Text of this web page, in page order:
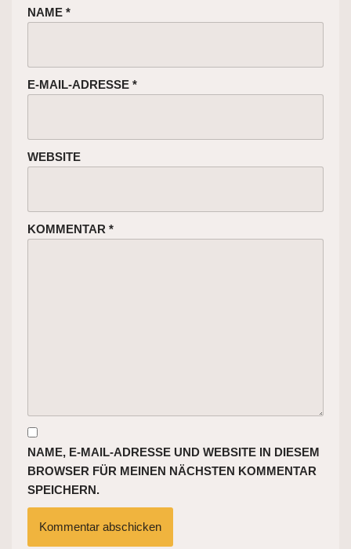
NAME *
E-MAIL-ADRESSE *
WEBSITE
KOMMENTAR *
NAME, E-MAIL-ADRESSE UND WEBSITE IN DIESEM
BROWSER FÜR MEINEN NÄCHSTEN KOMMENTAR
SPEICHERN.